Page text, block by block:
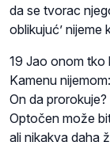
da se tvorac
oblikujuć’ nijeme
19 Jao onom tko
Kamenu
On da prorokuje?
Optočen može
ali nikakva daha